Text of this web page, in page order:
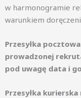
w harmonogramie
warunkiem
Przesyłka
prowadzonej
pod uwagę data i
Przesyłka